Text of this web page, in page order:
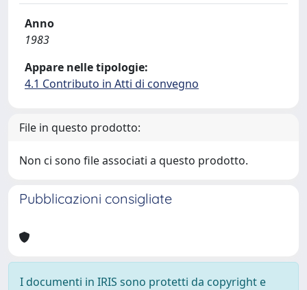
Anno
1983
Appare nelle tipologie:
4.1 Contributo in Atti di convegno
File in questo prodotto:
Non ci sono file associati a questo prodotto.
Pubblicazioni consigliate
I documenti in IRIS sono protetti da copyright e